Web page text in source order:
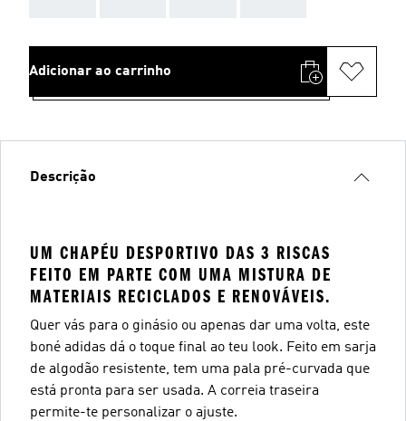
Adicionar ao carrinho
Descrição
UM CHAPÉU DESPORTIVO DAS 3 RISCAS
FEITO EM PARTE COM UMA MISTURA DE
MATERIAIS RECICLADOS E RENOVÁVEIS.
Quer vás para o ginásio ou apenas dar uma volta, este
boné adidas dá o toque final ao teu look. Feito em sarja
de algodão resistente, tem uma pala pré-curvada que
está pronta para ser usada. A correia traseira
permite-te personalizar o ajuste.